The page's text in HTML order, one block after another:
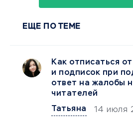
ЕЩЕ ПО ТЕМЕ
Как отписаться
и подписок при
ответ на жалобы
читателей
Татьяна
14 июля